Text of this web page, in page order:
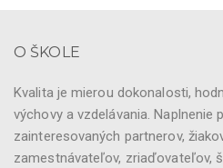
O ŠKOLE
Kvalita je mierou dokonalosti,
výchovy a vzdelávania. Naplnenie
zainteresovaných partnerov,
zamestnávateľov, zriaďovateľov,